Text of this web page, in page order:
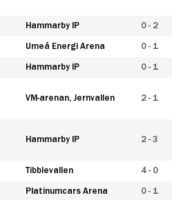
Hammarby IP 0 - 2
Umeå Energi Arena 0 - 1
Hammarby IP 0 - 1
VM-arenan, Jernvallen 2 - 1
Hammarby IP 2 - 3
Tibblevallen 4 - 0
Platinumcars Arena 0 - 1